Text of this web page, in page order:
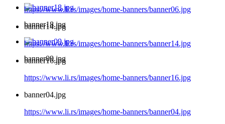
banner18.jpg
banner09.jpg
https://www.li.rs/images/home-banners/banner06.jpg
banner14.jpg
https://www.li.rs/images/home-banners/banner14.jpg
banner16.jpg
https://www.li.rs/images/home-banners/banner16.jpg
banner04.jpg
https://www.li.rs/images/home-banners/banner04.jpg